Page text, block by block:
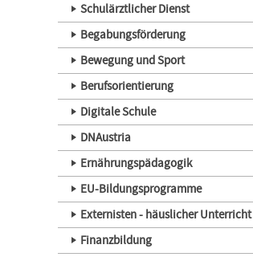
Schulärztlicher Dienst
Begabungsförderung
Bewegung und Sport
Berufsorientierung
Digitale Schule
DNAustria
Ernährungspädagogik
EU-Bildungsprogramme
Externisten - häuslicher Unterricht
Finanzbildung